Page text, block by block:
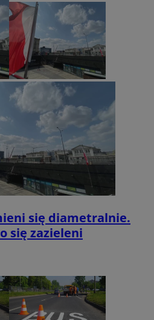
się diametralnie.
się zazieleni